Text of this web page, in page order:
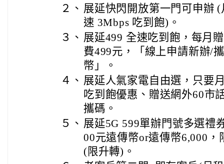
２、 展延快閃開放第一門可申辦
速 3Mbps 吃到飽)。
３、 展延499 全速吃到飽，每月
費499元，「線上申請新辦/
幣」。
４、 展延人氣家電自由選，只要
吃到飽優惠、贈送網外60市
攜碼。
５、 展延5G 599單辦門號多選禮
00元遠傳幣or遠傳幣6,000
(限升轉)。